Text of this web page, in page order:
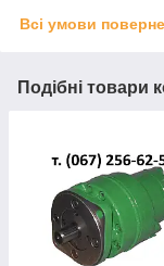
Всі умови
Подібні товари